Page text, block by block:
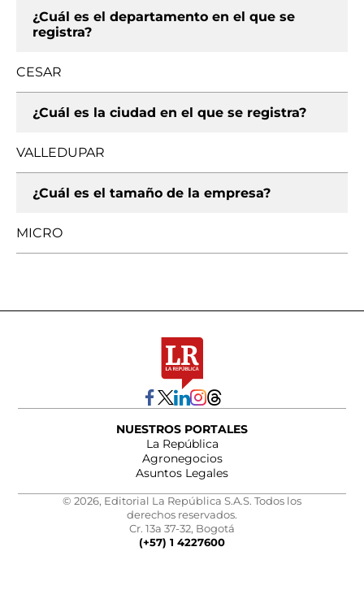
¿Cuál es el departamento en el que se
registra?
CESAR
¿Cuál es la ciudad en el que se registra?
VALLEDUPAR
¿Cuál es el tamaño de la empresa?
MICRO
NUESTROS PORTALES
La República
Agronegocios
Asuntos Legales
© 2026, Editorial La República S.A.S. Todos los
derechos reservados.
Cr. 13a 37-32, Bogotá
(+57) 1 4227600